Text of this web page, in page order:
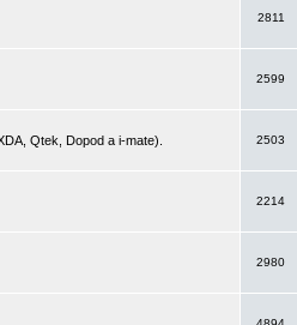
2811
2599
Qtek, Dopod a i-mate).
2503
2214
2980